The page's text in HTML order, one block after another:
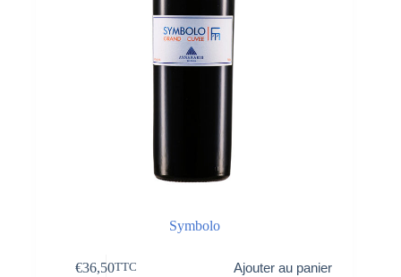
Symbolo
€36,50TTC Ajouter au panier